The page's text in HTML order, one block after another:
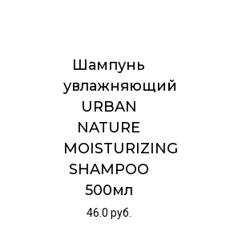
Шампунь
увлажняющий
URBAN
NATURE
MOISTURIZING
SHAMPOO
500мл
46.0 руб.